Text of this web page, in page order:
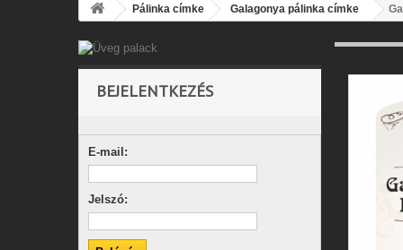
Pálinka címke Galagonya pálinka címke
BEJELENTKEZÉS
E-mail:
Jelszó: